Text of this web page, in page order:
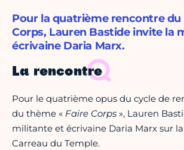
Pour la quatrième rencontre du
Corps, Lauren Bastide invite la
écrivaine Daria Marx.
La rencontre
Pour le quatrième opus du cycle de
du thème « Faire Corps », Lauren
militante et écrivaine Daria Marx sur
Carreau du Temple.